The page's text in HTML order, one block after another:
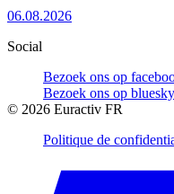
06.08.2026
Social
Bezoek ons op
Bezoek ons op bluesky
© 2026 Euractiv FR
Politique de